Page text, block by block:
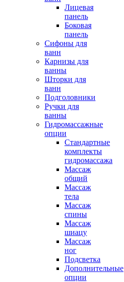
Лицевая
панель
Боковая
панель
Сифоны для
ванн
Карнизы для
ванны
Шторки для
ванн
Подголовники
Ручки для
ванны
Гидромассажные
опции
Стандартные
комплекты
гидромассажа
Массаж
общий
Массаж
тела
Массаж
спины
Массаж
шиацу
Массаж
ног
Подсветка
Дополнительные
опции